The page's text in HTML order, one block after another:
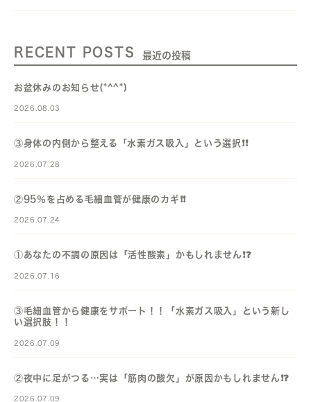
RECENT POSTS 最近の投稿
お盆休みのお知らせ(*^^*)
2026.08.03
③身体の内側から整える「水素ガス吸入」という選択❗️❗️
2026.07.28
②95％を占める毛細血管が健康のカギ❗️❗️
2026.07.24
①あなたの不調の原因は「活性酸素」かもしれません❗️❓️
2026.07.16
③毛細血管から健康をサポート！！「水素ガス吸入」という新し
い選択肢！！
2026.07.09
②夜中に足がつる…実は「筋肉の酸欠」が原因かもしれません❗️❓️
2026.07.09